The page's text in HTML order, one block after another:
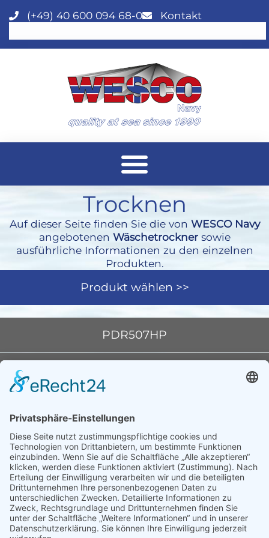
(+49) 40 600 094 68-0 Kontakt
Trocknen
Auf dieser Seite finden Sie die von WESCO Navy
angebotenen Wäschetrockner sowie
ausführliche Informationen zu den einzelnen
Produkten.
Produkt wählen >>
PDR507HP
Wesco Navy
Equipment
Import-
Export
+49 40
600 094
68-0
Kontakt